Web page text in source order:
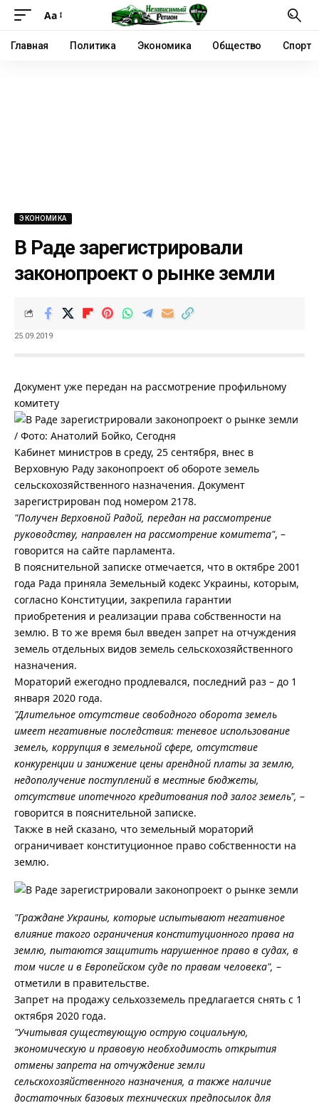
Аа
Главная Политика Экономика Общество Спорт
ЭКОНОМИКА
В Раде зарегистрировали
законопроект о рынке земли
25.09.2019
Документ уже передан на рассмотрение профильному
комитету
/ Фото: Анатолий Бойко, Сегодня
Кабинет министров в среду, 25 сентября, внес в
Верховную Раду законопроект об обороте земель
сельскохозяйственного назначения. Документ
зарегистрирован под номером 2178.
"Получен Верховной Радой, передан на рассмотрение
руководству, направлен на рассмотрение комитета", –
говорится на сайте парламента.
В пояснительной записке отмечается, что в октябре 2001
года Рада приняла Земельный кодекс Украины, которым,
согласно Конституции, закрепила гарантии
приобретения и реализации права собственности на
землю. В то же время был введен запрет на отчуждения
земель отдельных видов земель сельскохозяйственного
назначения.
Мораторий ежегодно продлевался, последний раз – до 1
января 2020 года.
"Длительное отсутствие свободного оборота земель
имеет негативные последствия: теневое использование
земель, коррупция в земельной сфере, отсутствие
конкуренции и занижение цены арендной платы за землю,
недополучение поступлений в местные бюджеты,
отсутствие ипотечного кредитования под залог земель", –
говорится в пояснительной записке.
Также в ней сказано, что земельный мораторий
ограничивает конституционное право собственности на
землю.
"Граждане Украины, которые испытывают негативное
влияние такого ограничения конституционного права на
землю, пытаются защитить нарушенное право в судах, в
том числе и в Европейском суде по правам человека", –
отметили в правительстве.
Запрет на продажу сельхозземель предлагается снять с 1
октября 2020 года.
"Учитывая существующую острую социальную,
экономическую и правовую необходимость открытия
отмены запрета на отчуждение земли
сельскохозяйственного назначения, а также наличие
достаточных базовых технических предпосылок для